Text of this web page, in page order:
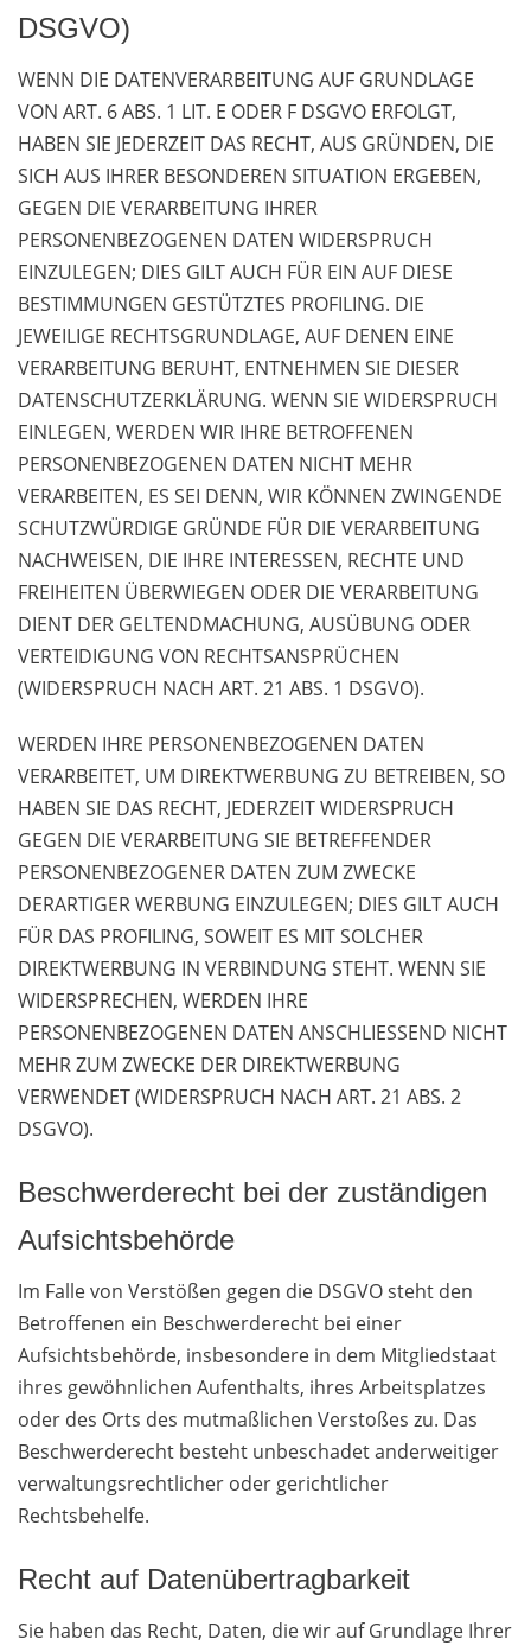
DSGVO)
WENN DIE DATENVERARBEITUNG AUF GRUNDLAGE
VON ART. 6 ABS. 1 LIT. E ODER F DSGVO ERFOLGT,
HABEN SIE JEDERZEIT DAS RECHT, AUS GRÜNDEN, DIE
SICH AUS IHRER BESONDEREN SITUATION ERGEBEN,
GEGEN DIE VERARBEITUNG IHRER
PERSONENBEZOGENEN DATEN WIDERSPRUCH
EINZULEGEN; DIES GILT AUCH FÜR EIN AUF DIESE
BESTIMMUNGEN GESTÜTZTES PROFILING. DIE
JEWEILIGE RECHTSGRUNDLAGE, AUF DENEN EINE
VERARBEITUNG BERUHT, ENTNEHMEN SIE DIESER
DATENSCHUTZERKLÄRUNG. WENN SIE WIDERSPRUCH
EINLEGEN, WERDEN WIR IHRE BETROFFENEN
PERSONENBEZOGENEN DATEN NICHT MEHR
VERARBEITEN, ES SEI DENN, WIR KÖNNEN ZWINGENDE
SCHUTZWÜRDIGE GRÜNDE FÜR DIE VERARBEITUNG
NACHWEISEN, DIE IHRE INTERESSEN, RECHTE UND
FREIHEITEN ÜBERWIEGEN ODER DIE VERARBEITUNG
DIENT DER GELTENDMACHUNG, AUSÜBUNG ODER
VERTEIDIGUNG VON RECHTSANSPRÜCHEN
(WIDERSPRUCH NACH ART. 21 ABS. 1 DSGVO).
WERDEN IHRE PERSONENBEZOGENEN DATEN
VERARBEITET, UM DIREKTWERBUNG ZU BETREIBEN, SO
HABEN SIE DAS RECHT, JEDERZEIT WIDERSPRUCH
GEGEN DIE VERARBEITUNG SIE BETREFFENDER
PERSONENBEZOGENER DATEN ZUM ZWECKE
DERARTIGER WERBUNG EINZULEGEN; DIES GILT AUCH
FÜR DAS PROFILING, SOWEIT ES MIT SOLCHER
DIREKTWERBUNG IN VERBINDUNG STEHT. WENN SIE
WIDERSPRECHEN, WERDEN IHRE
PERSONENBEZOGENEN DATEN ANSCHLIESSEND NICHT
MEHR ZUM ZWECKE DER DIREKTWERBUNG
VERWENDET (WIDERSPRUCH NACH ART. 21 ABS. 2
DSGVO).
Beschwerde­recht bei der zuständigen
Aufsichts­behörde
Im Falle von Verstößen gegen die DSGVO steht den
Betroffenen ein Beschwerderecht bei einer
Aufsichtsbehörde, insbesondere in dem Mitgliedstaat
ihres gewöhnlichen Aufenthalts, ihres Arbeitsplatzes
oder des Orts des mutmaßlichen Verstoßes zu. Das
Beschwerderecht besteht unbeschadet anderweitiger
verwaltungsrechtlicher oder gerichtlicher
Rechtsbehelfe.
Recht auf Daten­übertrag­barkeit
Sie haben das Recht, Daten, die wir auf Grundlage Ihrer